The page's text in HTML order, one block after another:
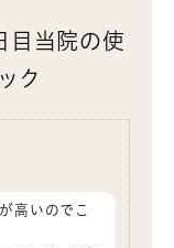
目当院の使
ク
高いのでこ